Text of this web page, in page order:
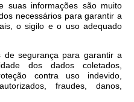
suas informações são muito
necessários para garantir a
o sigilo e o uso adequado
de segurança para garantir a
dos dados coletados,
contra uso indevido,
fraudes, danos,